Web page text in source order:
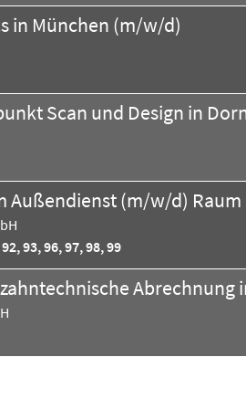
in München (m/w/d)
Scan und Design in
93, 96, 97, 98, 99